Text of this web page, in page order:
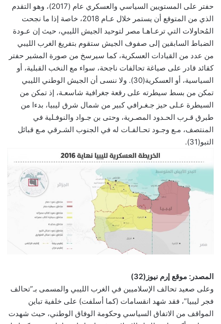
حفتر على المستويين السياسي والعسكري عام (2017)، وهو التقدم
الذي من المتوقع أن يستمر خلال عـام 2018، خاصة إذا ما نجحت
المُحاولات التي ترعـاهـا مصر لتوحيد الجيش الليبي، حيث إن عـودة
الضباط السابقين إلى صفوف الجيش ستقوم بتفريغ الغرب الليبي
من عدد من القيادات العسكرية، كما سيرسخ من صورة المشير حفتر
كقائد قادر على صياغة تحالفات ناجحة، سواء مع النخب القبلية، أو
السياسية، أو العسكرية(30). ولا ننسى أن الجيش الوطني الليبي
تمكن من بسط سيطرته على رقعة جغرافية شاسعـة، إذ تمكن من
السيطرة عـلى حيز جـغـرافي كبير من شمال شرق ليبيا، بدءا من
طبرق قـرب الحـدود المصـرية، وحتى بن جـواد والنوفـلية في
المنتصف، مـع وجـود تحـالفـات له في الجنوب الشـرقي مـع قبائل
التبو(31).
المصدر: موقع إرم نيوز(32)
وعلى صعيد تحالف الإسلاميين في الغرب الليبي والمسمى بـ”تحالف
فجر ليبيا”، فقد شهد انقسامات (كما أسلفت) على خلفية تباين
المواقف من الاتفاق السياسي وحكومة الوفاق الوطني، حيث شهدت